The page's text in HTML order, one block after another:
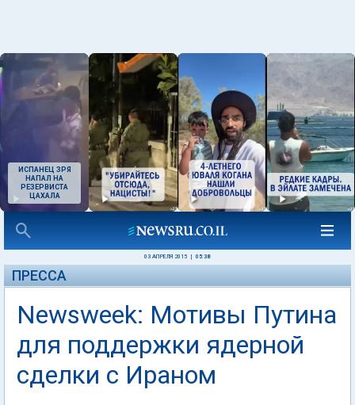
ИСПАНЕЦ ЗРЯ
НАПАЛ НА
РЕЗЕРВИСТА
ЦАХАЛА
03 АПРЕЛЯ 2015 05:38
ПРЕССА
Newsweek: Мотивы Путина
для поддержки ядерной
сделки с Ираном